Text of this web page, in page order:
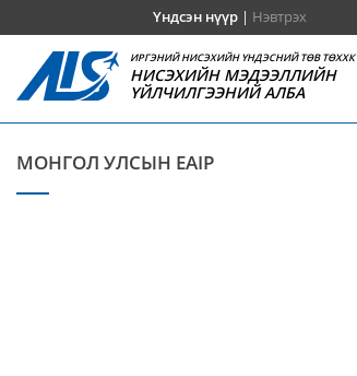
Үндсэн нүүр| Нэвтрэх
ИРГЭНИЙ НИСЭХИЙН ҮНДЭСНИЙ ТӨВ ТӨХХК
НИСЭХИЙН МЭДЭЭЛЛИЙН
ҮЙЛЧИЛГЭЭНИЙ АЛБА
МОНГОЛ УЛСЫН EAIP